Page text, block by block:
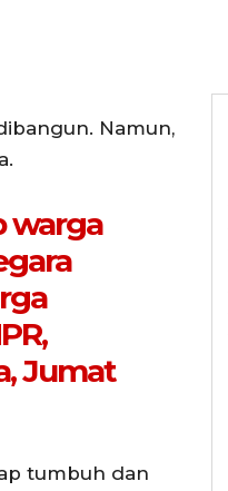
Namun,
warga
Jumat
tumbuh dan